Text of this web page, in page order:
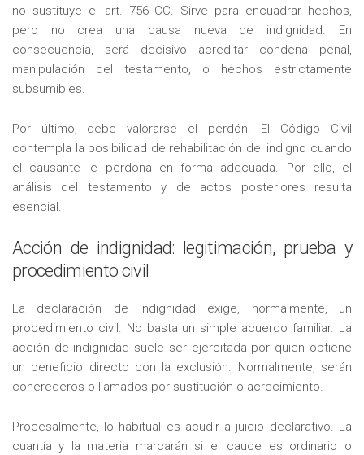
no sustituye el art. 756 CC. Sirve para encuadrar hechos,
pero no crea una causa nueva de indignidad. En
consecuencia, será decisivo acreditar condena penal,
manipulación del testamento, o hechos estrictamente
subsumibles.
Por último, debe valorarse el perdón. El Código Civil
contempla la posibilidad de rehabilitación del indigno cuando
el causante le perdona en forma adecuada. Por ello, el
análisis del testamento y de actos posteriores resulta
esencial.
Acción de indignidad: legitimación, prueba y
procedimiento civil
La declaración de indignidad exige, normalmente, un
procedimiento civil. No basta un simple acuerdo familiar. La
acción de indignidad suele ser ejercitada por quien obtiene
un beneficio directo con la exclusión. Normalmente, serán
coherederos o llamados por sustitución o acrecimiento.
Procesalmente, lo habitual es acudir a juicio declarativo. La
cuantía y la materia marcarán si el cauce es ordinario o